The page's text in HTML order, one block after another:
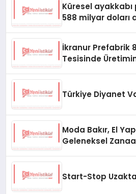
Küresel ayakkabı
588 milyar doları
İkranur Prefabrik
Tesisinde
Türkiye Diyanet
Moda Bakır, El
Geleneksel
Start-Stop